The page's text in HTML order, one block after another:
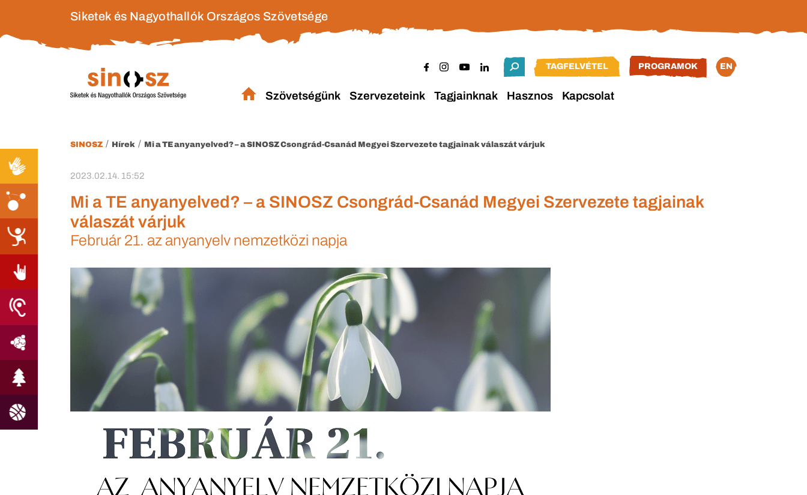
Siketek és Nagyothallók Országos Szövetsége
TAGFELVÉTEL PROGRAMOK EN
Szövetségünk Szervezeteink Tagjainknak Hasznos Kapcsolat
SINOSZ / Hírek / Mi a TE anyanyelved? – a SINOSZ Csongrád-Csanád Megyei Szervezete tagjainak válaszát várjuk
2023.02.14. 15:52
Mi a TE anyanyelved? – a SINOSZ Csongrád-Csanád Megyei Szervezete tagjainak
válaszát várjuk
Február 21. az anyanyelv nemzetközi napja